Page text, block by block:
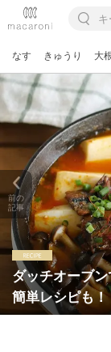
なす きゅうり 大
ダッチオーブ
簡単レシピも！
前の
記事